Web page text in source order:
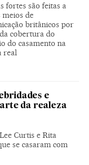
fortes são feitas a
meios de
britânicos por
cobertura do
do casamento na
real
e
da realeza
Curtis e Rita
se casaram com